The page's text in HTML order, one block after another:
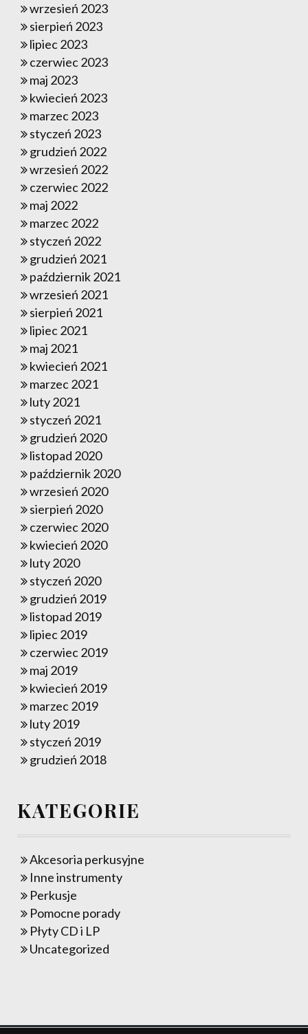
wrzesień 2023
sierpień 2023
lipiec 2023
czerwiec 2023
maj 2023
kwiecień 2023
marzec 2023
styczeń 2023
grudzień 2022
wrzesień 2022
czerwiec 2022
maj 2022
marzec 2022
styczeń 2022
grudzień 2021
październik 2021
wrzesień 2021
sierpień 2021
lipiec 2021
maj 2021
kwiecień 2021
marzec 2021
luty 2021
styczeń 2021
grudzień 2020
listopad 2020
październik 2020
wrzesień 2020
sierpień 2020
czerwiec 2020
kwiecień 2020
luty 2020
styczeń 2020
grudzień 2019
listopad 2019
lipiec 2019
czerwiec 2019
maj 2019
kwiecień 2019
marzec 2019
luty 2019
styczeń 2019
grudzień 2018
KATEGORIE
Akcesoria perkusyjne
Inne instrumenty
Perkusje
Pomocne porady
Płyty CD i LP
Uncategorized